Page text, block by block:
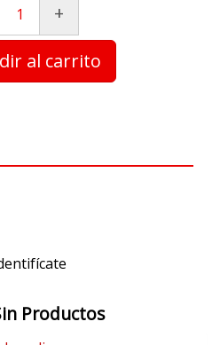
+
al carrito
Productos